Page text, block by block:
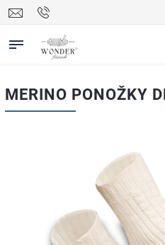
MERINO PONOŽKY